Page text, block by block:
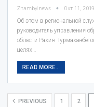
Zhambylnews Окт 11, 2019
Об этом в региональной
руководитель управления
области Рахия
целях…
READ MORE...
PREVIOUS 1 2